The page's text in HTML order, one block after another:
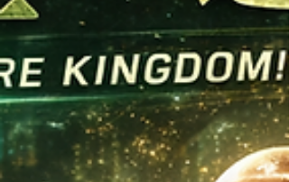
伝）etc...